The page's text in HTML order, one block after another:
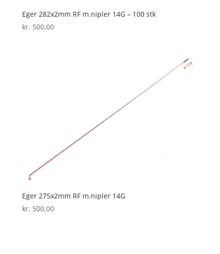
Eger 282x2mm RF m.nipler 14G – 100 stk
kr. 500,00
Eger 275x2mm RF m.nipler 14G
kr. 500,00